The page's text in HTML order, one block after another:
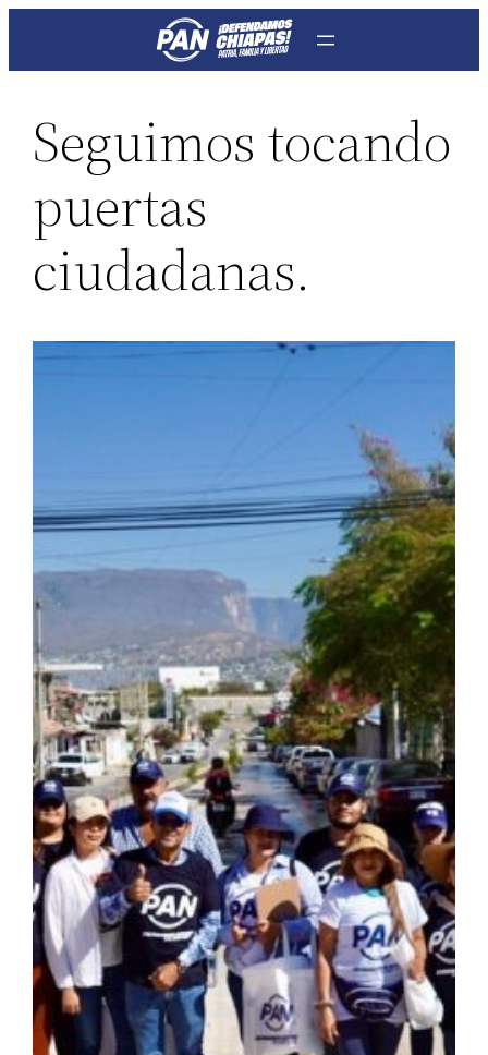
Seguimos tocando
puertas
ciudadanas.